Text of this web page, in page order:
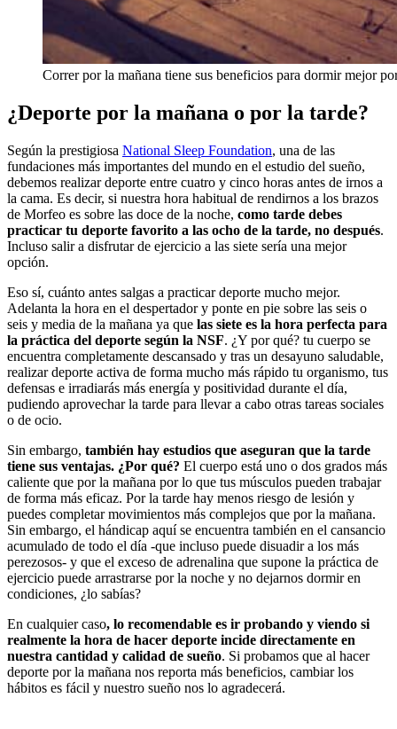
Correr por la mañana tiene sus beneficios para dormir mejor
¿Deporte por la mañana o por la tarde?
Según la prestigiosa National Sleep Foundation, una de las
fundaciones más importantes del mundo en el estudio del sueño,
debemos realizar deporte entre cuatro y cinco horas antes de irnos a
la cama. Es decir, si nuestra hora habitual de rendirnos a los brazos
de Morfeo es sobre las doce de la noche, como tarde debes
practicar tu deporte favorito a las ocho de la tarde, no después.
Incluso salir a disfrutar de ejercicio a las siete sería una mejor
opción.
Eso sí, cuánto antes salgas a practicar deporte mucho mejor.
Adelanta la hora en el despertador y ponte en pie sobre las seis o
seis y media de la mañana ya que las siete es la hora perfecta para
la práctica del deporte según la NSF. ¿Y por qué? tu cuerpo se
encuentra completamente descansado y tras un desayuno saludable,
realizar deporte activa de forma mucho más rápido tu organismo, tus
defensas e irradiarás más energía y positividad durante el día,
pudiendo aprovechar la tarde para llevar a cabo otras tareas sociales
o de ocio.
Sin embargo, también hay estudios que aseguran que la tarde
tiene sus ventajas. ¿Por qué? El cuerpo está uno o dos grados más
caliente que por la mañana por lo que tus músculos pueden trabajar
de forma más eficaz. Por la tarde hay menos riesgo de lesión y
puedes completar movimientos más complejos que por la mañana.
Sin embargo, el hándicap aquí se encuentra también en el cansancio
acumulado de todo el día -que incluso puede disuadir a los más
perezosos- y que el exceso de adrenalina que supone la práctica de
ejercicio puede arrastrarse por la noche y no dejarnos dormir en
condiciones, ¿lo sabías?
En cualquier caso, lo recomendable es ir probando y viendo si
realmente la hora de hacer deporte incide directamente en
nuestra cantidad y calidad de sueño. Si probamos que al hacer
deporte por la mañana nos reporta más beneficios, cambiar los
hábitos es fácil y nuestro sueño nos lo agradecerá.